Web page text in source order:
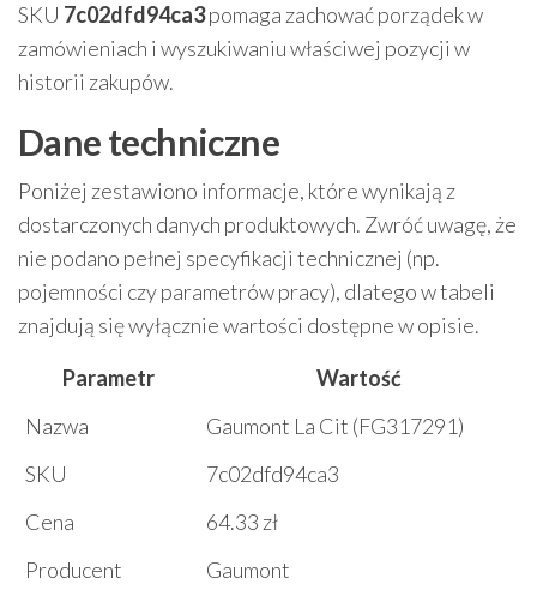
SKU 7c02dfd94ca3pomaga zachować porządek w
zamówieniach i wyszukiwaniu właściwej pozycji w
historii zakupów.
Dane techniczne
Poniżej zestawiono informacje, które wynikają z
dostarczonych danych produktowych. Zwróć uwagę, że
nie podano pełnej specyfikacji technicznej (np.
pojemności czy parametrów pracy), dlatego w tabeli
znajdują się wyłącznie wartości dostępne w opisie.
Parametr
Wartość
Nazwa
Gaumont La Cit (FG317291)
SKU
7c02dfd94ca3
Cena
64.33 zł
Producent
Gaumont